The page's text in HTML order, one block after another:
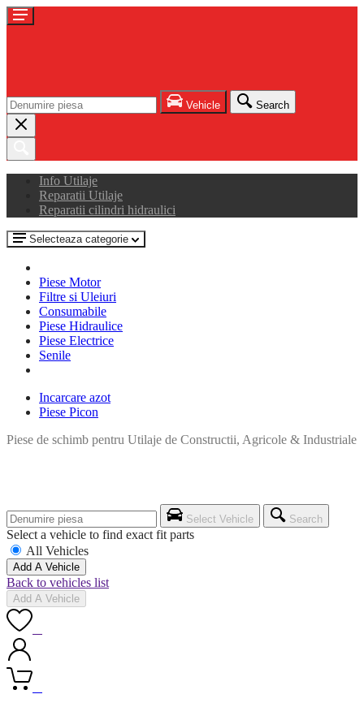
Vehicle Search
Info Utilaje
Reparatii Utilaje
Reparatii cilindri hidraulici
Selecteaza categorie
Piese Motor
Filtre si Uleiuri
Consumabile
Piese Hidraulice
Piese Electrice
Senile
Incarcare azot
Piese Picon
Piese de schimb pentru Utilaje de Constructii, Agricole & Industriale
Select Vehicle Search
Select a vehicle to find exact fit parts
All Vehicles
Add A Vehicle
Back to vehicles list
Add A Vehicle